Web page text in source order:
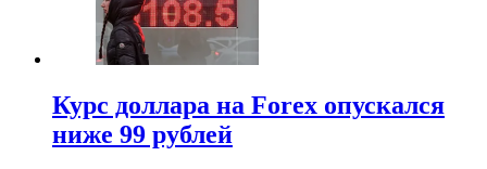
Курс доллара на Forex опускался
ниже 99 рублей